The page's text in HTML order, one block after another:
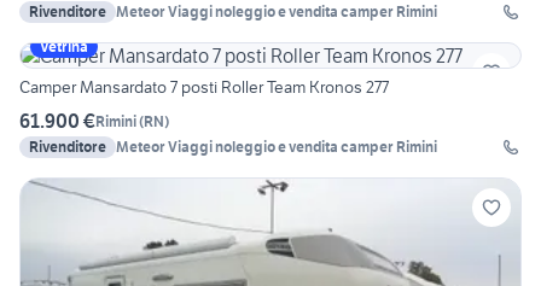
Rivenditore Meteor Viaggi noleggio e vendita camper Rimini
Vetrina
Camper Mansardato 7 posti Roller Team Kronos 277
61.900 €Rimini(RN)
Rivenditore Meteor Viaggi noleggio e vendita camper Rimini